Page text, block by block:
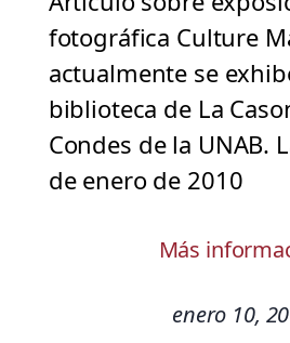
fotográfica Culture
actualmente se
biblioteca de La
Condes de la UNAB.
de enero de 2010
Más
enero 10,